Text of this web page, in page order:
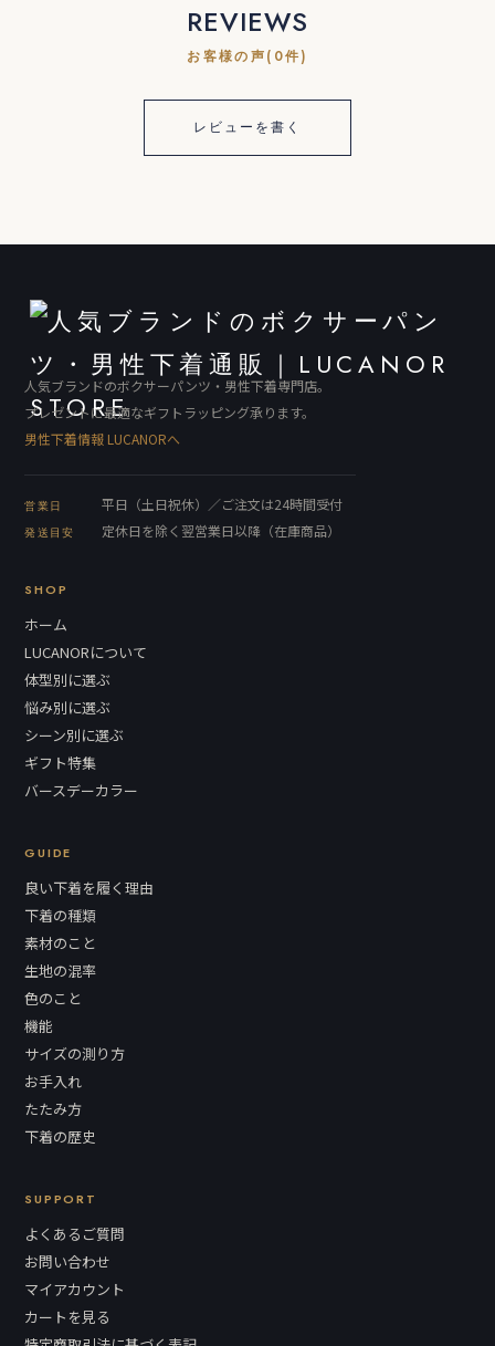
REVIEWS
お客様の声(0件)
レビューを書く
人気ブランドのボクサーパンツ・男性下着専門店。
プレゼントに最適なギフトラッピング承ります。
男性下着情報 LUCANORへ
営業日 平日（土日祝休）／ご注文は24時間受付
発送目安 定休日を除く翌営業日以降（在庫商品）
SHOP
ホーム
LUCANORについて
体型別に選ぶ
悩み別に選ぶ
シーン別に選ぶ
ギフト特集
バースデーカラー
GUIDE
良い下着を履く理由
下着の種類
素材のこと
生地の混率
色のこと
機能
サイズの測り方
お手入れ
たたみ方
下着の歴史
SUPPORT
よくあるご質問
お問い合わせ
マイアカウント
カートを見る